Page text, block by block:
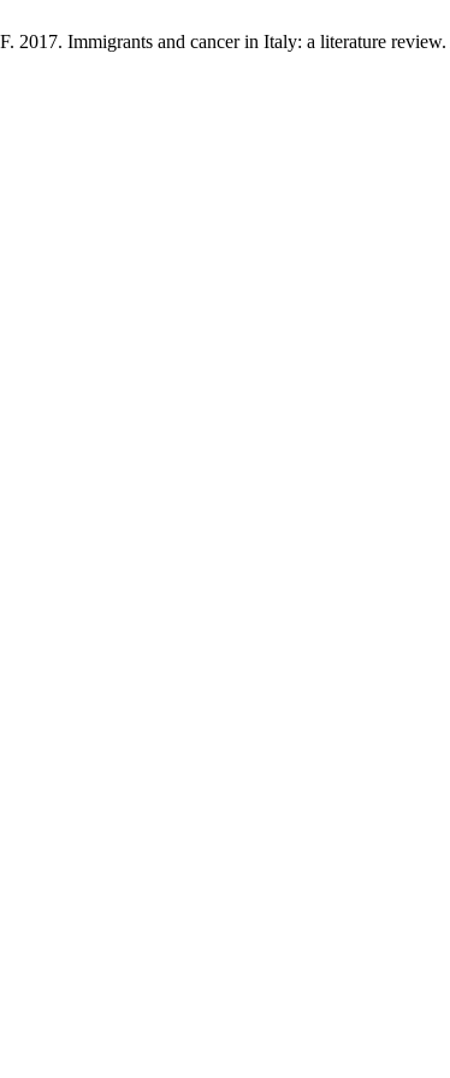
Immigrants and cancer in Italy: a literature review.